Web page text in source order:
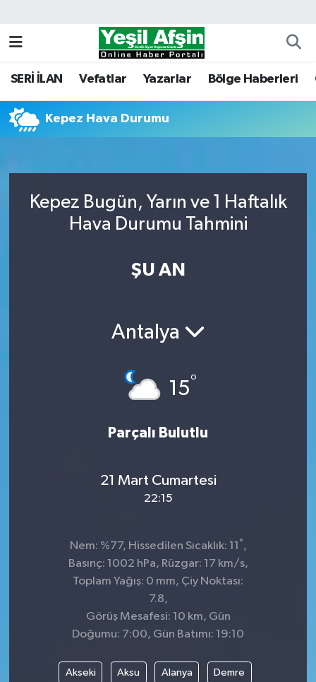
SERİ İLAN Vefatlar Yazarlar Bölge Haberleri
Kepez Hava Durumu
Kepez Bugün, Yarın ve 1 Haftalık
Hava Durumu Tahmini
ŞU AN
Antalya
15°
Parçalı Bulutlu
21 Mart Cumartesi
22:15
Nem: %77, Hissedilen Sıcaklık: 11 °,
Basınç: 1002 hPa, Rüzgar: 17 km/s,
Toplam Yağış: 0 mm, Çiy Noktası:
7.8,
Görüş Mesafesi: 10 km, Gün
Doğumu: 7:00, Gün Batımı: 19:10
Akseki Aksu Alanya Demre
Kahramanmaraş Nöbetçi Eczaneler
Kahramanmaraş Namaz Vakitleri
Süper Lig Puan Durumu ve Fikstür
Tüm Manşetler
Son Dakika Haberleri